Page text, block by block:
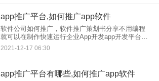
app推广平台,如何推广app软件
软件公司如何推广，软件推广策划书分享不用编程
就可以在制作快速运行企业App开发app开发平台无
编程App在线平台汇集了众多垂直行业的一整套原生
App模板，可以直接使用，节省了App 90%左右的制
2021-12-17 06:30
app推广平台有哪些,如何推广app软件